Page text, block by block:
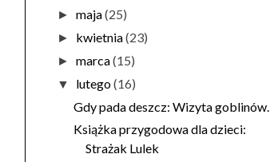
►maja(25)
► kwietnia(23)
►marca(15)
▼ lutego(16)
Gdy pada deszcz: Wizyta goblinów.
Książka przygodowa dla dzieci:
Strażak Lulek